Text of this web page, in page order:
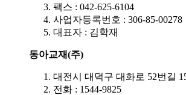
팩스 : 042-625-6104
사업자등록번호 : 306-85-00278
대표자 : 김학재
동아교재(주)
대전시 대덕구 대화로 52번길
전화 : 1544-9825